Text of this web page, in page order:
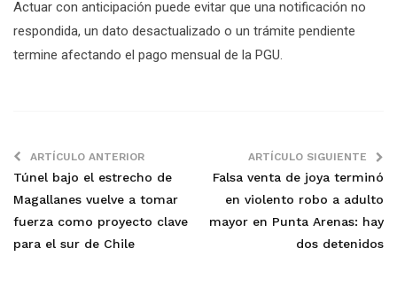
Actuar con anticipación puede evitar que una notificación no
respondida, un dato desactualizado o un trámite pendiente
termine afectando el pago mensual de la PGU.
ARTÍCULO ANTERIOR
Túnel bajo el estrecho de
Magallanes vuelve a tomar
fuerza como proyecto clave
para el sur de Chile
ARTÍCULO SIGUIENTE
Falsa venta de joya terminó
en violento robo a adulto
mayor en Punta Arenas: hay
dos detenidos